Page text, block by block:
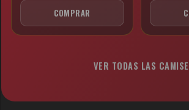
COMPRAR
VER TODAS LAS